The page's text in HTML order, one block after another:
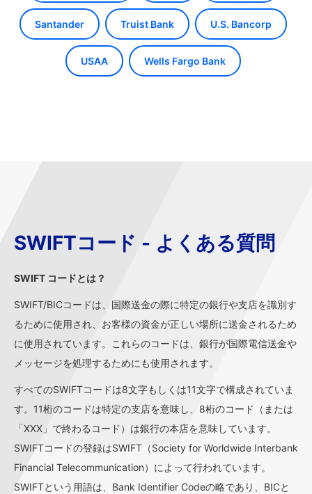
Santander Truist Bank U.S. Bancorp
USAA Wells Fargo Bank
SWIFTコード - よくある質問
SWIFT コードとは？
SWIFT/BICコードは、国際送金の際に特定の銀行や支店を識別す
るために使用され、お客様の資金が正しい場所に送金されるため
に使用されています。これらのコードは、銀行が国際電信送金や
メッセージを処理するためにも使用されます。
すべてのSWIFTコードは8文字もしくは11文字で構成されていま
す。11桁のコードは特定の支店を意味し、8桁のコード（または
「XXX」で終わるコード）は銀行の本店を意味しています。
SWIFTコードの登録はSWIFT（Society for Worldwide Interbank
Financial Telecommunication）によって行われています。
SWIFTという用語は、Bank Identifier Codeの略であり、BICと